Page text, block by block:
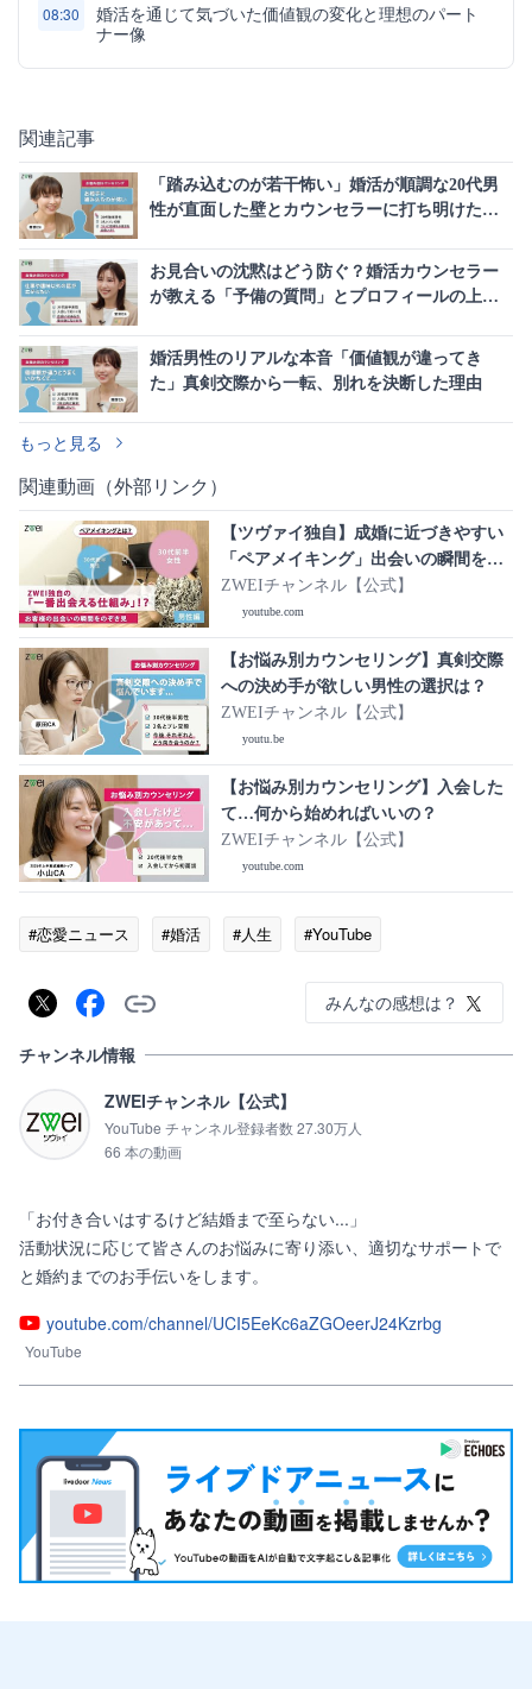
08:30
婚活を通じて気づいた価値観の変化と理想のパート
ナー像
関連記事
「踏み込むのが若干怖い」婚活が順調な20代男
性が直面した壁とカウンセラーに打ち明けた本
お見合いの沈黙はどう防ぐ？婚活カウンセラー
が教える「予備の質問」とプロフィールの上手
婚活男性のリアルな本音「価値観が違ってき
た」真剣交際から一転、別れを決断した理由
もっと見る
関連動画（外部リンク）
【ツヴァイ独自】成婚に近づきやすい
「ペアメイキング」出会いの瞬間をの
ぞき見｜30代男性編
ZWEIチャンネル【公式】
youtube.com
【お悩み別カウンセリング】真剣交際
への決め手が欲しい男性の選択は？
ZWEIチャンネル【公式】
youtu.be
【お悩み別カウンセリング】入会した
て…何から始めればいいの？
ZWEIチャンネル【公式】
youtube.com
#恋愛ニュース #婚活 #人生 #YouTube
みんなの感想は？
チャンネル情報
ZWEIチャンネル【公式】
YouTube チャンネル登録者数 27.30万人
66 本の動画
「お付き合いはするけど結婚まで至らない...」
活動状況に応じて皆さんのお悩みに寄り添い、適切なサポートで
と婚約までのお手伝いをします。
youtube.com/channel/UCI5EeKc6aZGOeerJ24Kzrbg
YouTube